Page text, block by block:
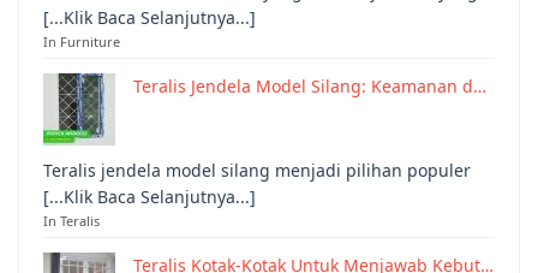
[...Klik Baca Selanjutnya...]
In Furniture
Teralis Jendela Model Silang: Keamanan d…
Teralis jendela model silang menjadi pilihan populer
[...Klik Baca Selanjutnya...]
In Teralis
Teralis Kotak-Kotak Untuk Menjawab Kebut…